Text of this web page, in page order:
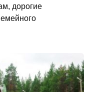
дорогие